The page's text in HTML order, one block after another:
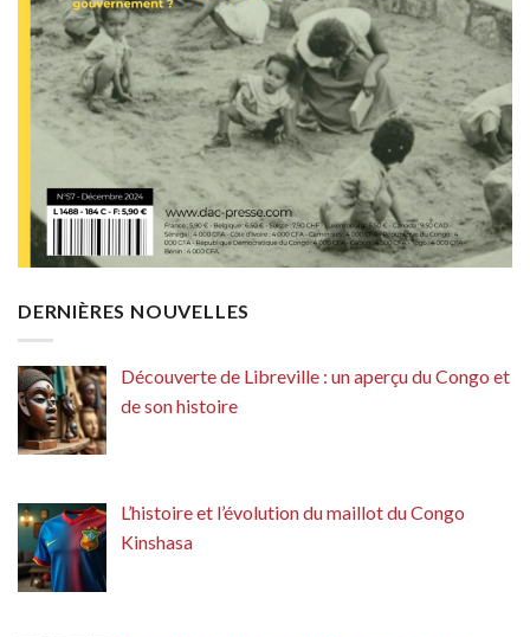
DERNIÈRES NOUVELLES
Découverte de Libreville : un aperçu du Congo et
de son histoire
L’histoire et l’évolution du maillot du Congo
Kinshasa